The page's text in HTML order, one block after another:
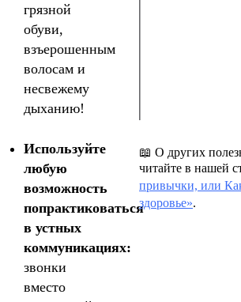
грязной
обуви,
взъерошенным
волосам и
несвежему
дыханию!
Используйте
любую
возможность
попрактиковаться
в устных
коммуникациях:
звонки
вместо
📖 О других
читайте в нашей
привычки, или
здоровье».